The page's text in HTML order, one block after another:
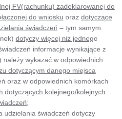
FV(rachunku) zadeklarowanej do
do wniosku oraz dotyczące
świadczeń – tym samym:
dotyczy więcej niż jednego
informacje wynikające z
należy wykazać w odpowiednich
dotyczącym danego miejsca
oraz w odpowiednich komórkach
dotyczących kolejnego/kolejnych
;
udzielania świadczeń dotyczy